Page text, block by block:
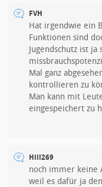
FVH
Hat irgendwie ein
Funktionen sind
Jugendschutz ist
Mal ganz
kontrollieren zu
Man kann mit
eingespeichert zu
Hill269
noch immer keine
weil es dafür ja